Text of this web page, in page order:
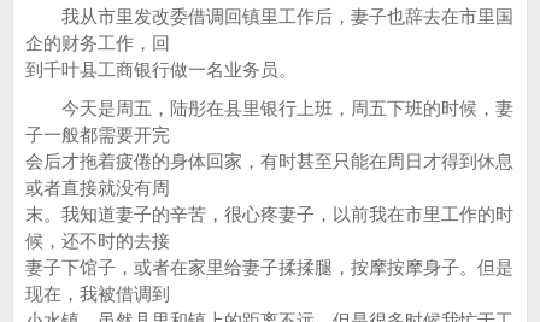
我从市里发改委借调回镇里工作后，妻子也辞去在市里国
企的财务工作，回
到千叶县工商银行做一名业务员。
今天是周五，陆彤在县里银行上班，周五下班的时候，妻
子一般都需要开完
会后才拖着疲倦的身体回家，有时甚至只能在周日才得到休息
或者直接就没有周
末。我知道妻子的辛苦，很心疼妻子，以前我在市里工作的时
候，还不时的去接
妻子下馆子，或者在家里给妻子揉揉腿，按摩按摩身子。但是
现在，我被借调到